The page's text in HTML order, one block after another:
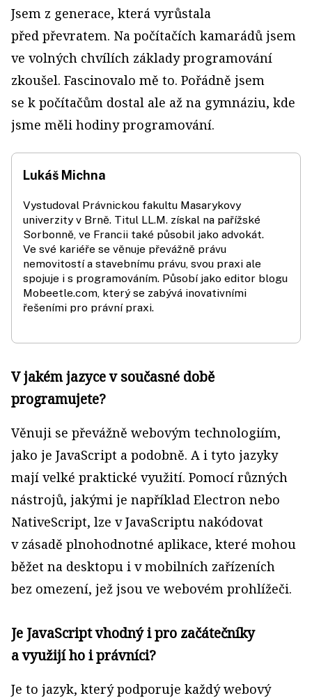
Jsem z generace, která vyrůstala
před převratem. Na počítačích kamarádů jsem
ve volných chvílích základy programování
zkoušel. Fascinovalo mě to. Pořádně jsem
se k počítačům dostal ale až na gymnáziu, kde
jsme měli hodiny programování.
Lukáš Michna
Vystudoval Právnickou fakultu Masarykovy
univerzity v Brně. Titul LL.M. získal na pařížské
Sorbonně, ve Francii také působil jako advokát.
Ve své kariéře se věnuje převážně právu
nemovitostí a stavebnímu právu, svou praxi ale
spojuje i s programováním. Působí jako editor blogu
Mobeetle.com, který se zabývá inovativními
řešeními pro právní praxi.
V jakém jazyce v současné době
programujete?
Věnuji se převážně webovým technologiím,
jako je JavaScript a podobně. A i tyto jazyky
mají velké praktické využití. Pomocí různých
nástrojů, jakými je například Electron nebo
NativeScript, lze v JavaScriptu nakódovat
v zásadě plnohodnotné apli­kace, které mohou
běžet na desktopu i v mobilních zařízeních
bez omezení, jež jsou ve webovém prohlížeči.
Je JavaScript vhodný i pro začátečníky
a využijí ho i právníci?
Je to jazyk, který podporuje každý webový